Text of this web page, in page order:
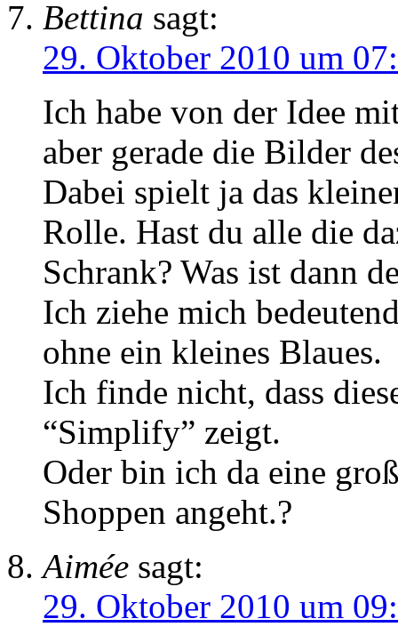
Bettina sagt:
29. Oktober 2010 um
Ich habe von der Idee
aber gerade die Bilder
Dabei spielt ja das
Rolle. Hast du alle die
Schrank? Was ist dann
Ich ziehe mich
ohne ein kleines Blaues.
Ich finde nicht, dass
“Simplify” zeigt.
Oder bin ich da eine
Shoppen angeht.?
Aimée sagt:
29. Oktober 2010 um